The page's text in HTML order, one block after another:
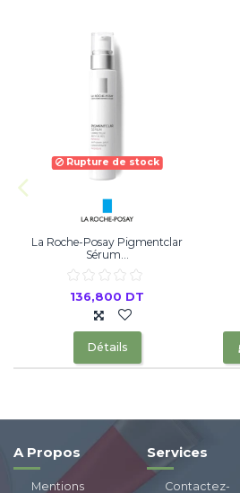
Rupture de stock
La Roche-Posay Pigmentclar
Sérum...
136,800 DT
Détails
A Propos
Mentions
Services
Contactez-